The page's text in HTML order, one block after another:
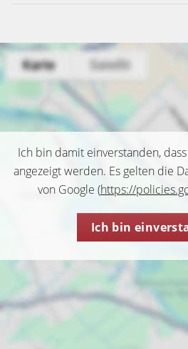
Ich bin damit einverstanden,
angezeigt werden. Es gelten die
von Google (https://
Ich bin